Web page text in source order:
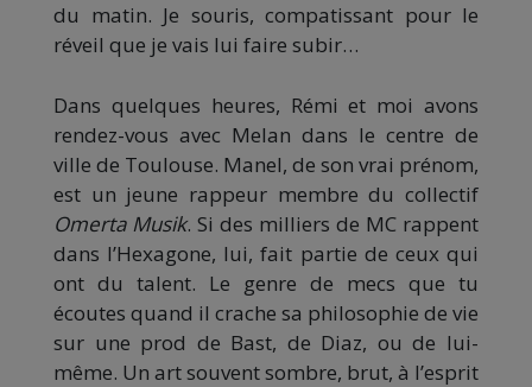
du matin. Je souris, compatissant pour le
réveil que je vais lui faire subir…
Dans quelques heures, Rémi et moi avons
rendez-vous avec Melan dans le centre de
ville de Toulouse. Manel, de son vrai prénom,
est un jeune rappeur membre du collectif
Omerta Musik. Si des milliers de MC rappent
dans l’Hexagone, lui, fait partie de ceux qui
ont du talent. Le genre de mecs que tu
écoutes quand il crache sa philosophie de vie
sur une prod de Bast, de Diaz, ou de lui-
même. Un art souvent sombre, brut, à l’esprit